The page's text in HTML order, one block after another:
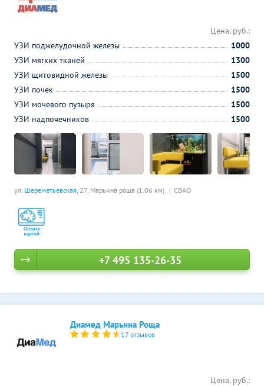
ул. Шереметьевская, 27, Марьина роща (1.06 км) СВАО
Цена, руб.:
УЗИ поджелудочной железы
1000
УЗИ мягких тканей
1300
УЗИ щитовидной железы
1500
УЗИ почек
1500
УЗИ мочевого пузыря
1500
УЗИ надпочечников
1500
+7 495 135-26-35
Диамед Марьина Роща
17 отзывов
Цена, руб.: